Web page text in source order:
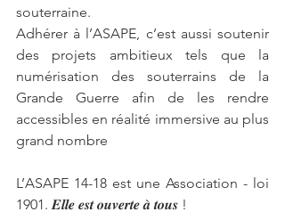
souterraine.
Adhérer à l’ASAPE, c’est aussi soutenir
des projets ambitieux tels que la
numérisation des souterrains de la
Grande Guerre afin de les rendre
accessibles en réalité immersive au plus
grand nombre
L’ASAPE 14-18 est une Association - loi
1901. 𝑬𝒍𝒍𝒆 𝒆𝒔𝒕 𝒐𝒖𝒗𝒆𝒓𝒕𝒆 𝒂̀ 𝒕𝒐𝒖𝒔 !